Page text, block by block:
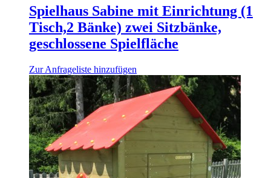
Spielhaus Sabine mit Einrichtung (1
Tisch,2 Bänke) zwei Sitzbänke,
geschlossene Spielfläche
Zur Anfrageliste hinzufügen